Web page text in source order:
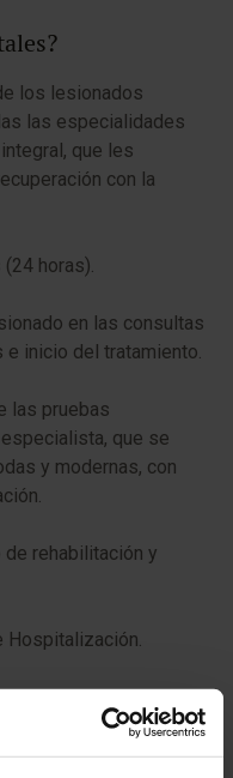
los lesionados
las especialidades
que les
con la
horas).
en las consultas
inicio del tratamiento.
las pruebas
que se
y modernas, con
rehabilitación y
Hospitalización.
en el proceso de